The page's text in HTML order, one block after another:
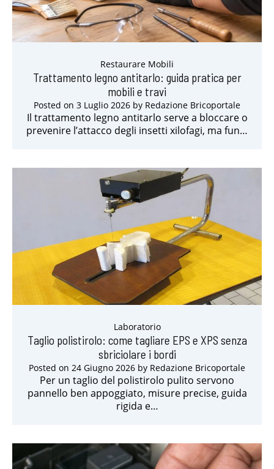
Restaurare Mobili
Trattamento legno antitarlo: guida pratica per
mobili e travi
Posted on 3 Luglio 2026 by Redazione Bricoportale
Il trattamento legno antitarlo serve a bloccare o
prevenire l’attacco degli insetti xilofagi, ma fun…
Laboratorio
Taglio polistirolo: come tagliare EPS e XPS senza
sbriciolare i bordi
Posted on 24 Giugno 2026 by Redazione Bricoportale
Per un taglio del polistirolo pulito servono
pannello ben appoggiato, misure precise, guida
rigida e…